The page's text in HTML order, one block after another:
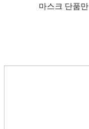
마스크 단품